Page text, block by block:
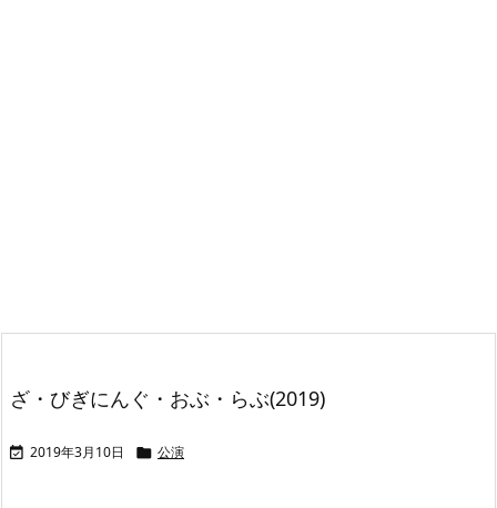
ざ・びぎにんぐ・おぶ・らぶ(2019)
 2019年3月10日  公演